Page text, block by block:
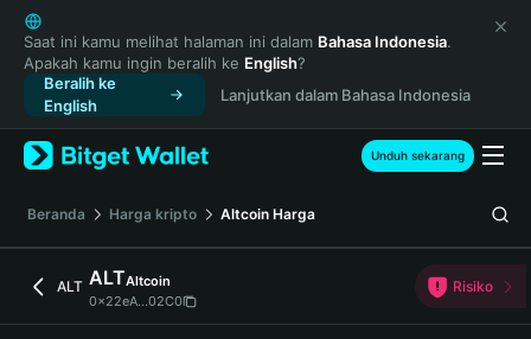
English
日本語
Tiếng Việt
Русский
Español (Latinoamérica)
Türkçe
Français
Deutsch
繁體中文
Português (Portugal)
Saat ini kamu melihat halaman ini dalam Bahasa Indonesia.
Apakah kamu ingin beralih ke English?
Beralih ke
English
Lanjutkan dalam Bahasa Indonesia
Unduh sekarang
Beranda Harga kripto Altcoin Harga
ALT ALTAltcoin
0x22eA...02C0
Risiko